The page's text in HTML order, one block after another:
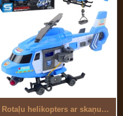
Rotaļu helikopters ar skaņu un gaismu